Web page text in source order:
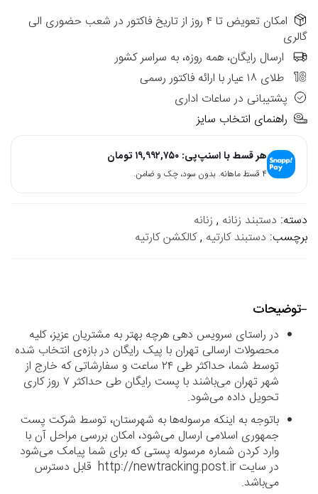
امکان تعویض تا ۴ روز از تاریخ فاکتور در شعب حضوری الی
گالری
ارسال رایگان، همه روزه، به سراسر کشور
طلای ۱۸ عیار با ارائه فاکتور رسمی
پشتیبانی در ساعات اداری
راهنمای انتخاب سایز
هر قسط با اسنپ‌پی: ۱۹,۹۹۲,۷۵۰ تومان
۴ قسط ماهانه. بدون سود، چک و ضامن.
دسته: دستبند زنانه , زنانه
برچسب: دستبند کارتیه ,کالکشن کارتیه
توضیحات
در راستای سرویس دهی هرچه بهتر به مشتریان عزیز، کلیه
محصولات ارسالی تهران با پیک رایگان در بازه‌ی انتخاب شده
توسط شما، حداکثر طی ۲۴ ساعت و سفارشاتی که خارج از
شهر تهران می‌باشند با پست رایگان طی حداکثر ۷ روز کاری
تحویل داده می‌شود.
باتوجه به اینکه مرسوله‌ها به شهرستان، توسط شرکت پست
جمهوری اسلامی ارسال می‌شود، امکان بررسی مراحل آن با
وارد کردن شماره مرسوله پستی که برای شما پیامک می‌شود
در سایت http://newtracking.post.ir قابل دسترس
می‌باشد.